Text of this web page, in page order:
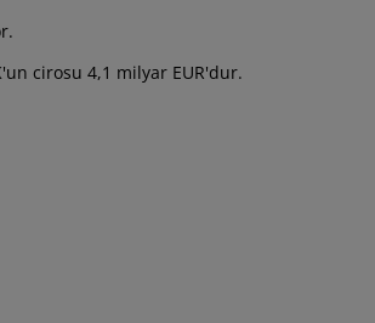
cirosu 4,1 milyar EUR'dur.